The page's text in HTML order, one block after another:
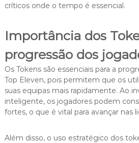
críticos onde o tempo é essencial.
Importância dos
progressão dos
Os Tokens são essenciais para a
Top Eleven, pois permitem que os
suas equipas mais rapidamente. Ao
inteligente, os jogadores podem
fortes, o que é vital para avançar nas
Além disso, o uso estratégico dos